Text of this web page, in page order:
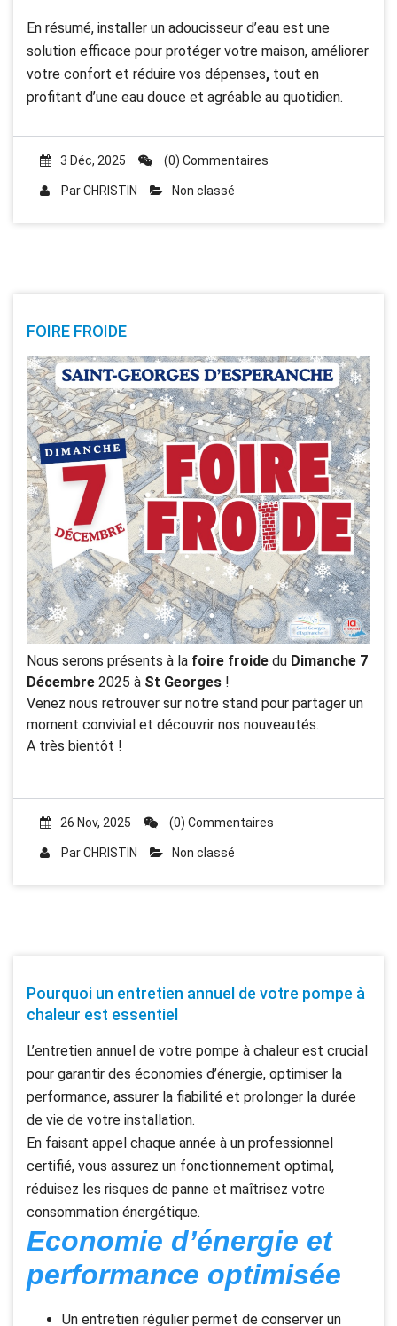
En résumé, installer un adoucisseur d’eau est une
solution efficace pour protéger votre maison, améliorer
votre confort et réduire vos dépenses, tout en
profitant d’une eau douce et agréable au quotidien.
3 Déc, 2025 (0) Commentaires
ParCHRISTIN Non classé
FOIRE FROIDE
Nous serons présents à la foire froide du Dimanche 7
Décembre 2025 à St Georges !
Venez nous retrouver sur notre stand pour partager un
moment convivial et découvrir nos nouveautés.
A très bientôt !
26 Nov, 2025 (0) Commentaires
ParCHRISTIN Non classé
Pourquoi un entretien annuel de votre pompe à
chaleur est essentiel
L’entretien annuel de votre pompe à chaleur est crucial
pour garantir des économies d’énergie, optimiser la
performance, assurer la fiabilité et prolonger la durée
de vie de votre installation.
En faisant appel chaque année à un professionnel
certifié, vous assurez un fonctionnement optimal,
réduisez les risques de panne et maîtrisez votre
consommation énergétique.
Economie d’énergie et
performance optimisée
Un entretien régulier permet de conserver un